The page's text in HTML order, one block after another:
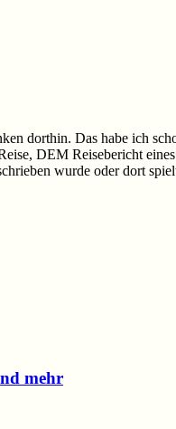
dorthin. Das habe ich
DEM Reisebericht
wurde oder dort
mehr